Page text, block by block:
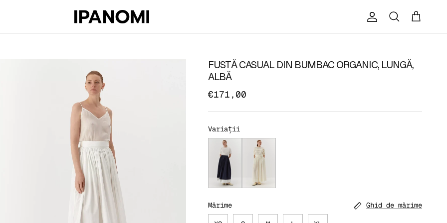
ContCăutareCoș
FUSTĂ CASUAL DIN BUMBAC ORGANIC, LUNGĂ,
ALBĂ
€171,00
Variații
Mărime
Ghid de mărime